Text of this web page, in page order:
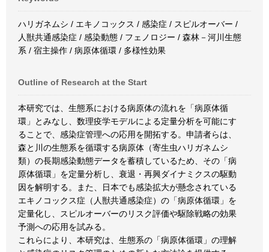
ハリガネムシ / エキノコックス / 感染症 / スピルオーバー /
人獣共通感染症 / 感染動態 / フェノロジー / 森林－河川生態
系 / 宿主操作 / 病原体循環 / 多様性効果
Outline of Research at the Start
本研究では、生態系における病原体の流れを「病原体循
環」とみなし、数理疫学モデルによる定量分析を可能にす
ることで、感染症管理への応用を開拓する。申請者らは、
森と川の生態系を循環する病原体（寄生虫ハリガネムシ
類）の長期感染動態データを蓄積しているため、その「病
原体循環」を定量分析し、衰退・再興ダイナミクスの駆動
因を解明する。また、日本でも感染拡大が懸念されている
エキノコックス症（人獣共通感染症）の「病原体循環」を
定量化し、スピルオーバーのリスク評価や駆除戦略の効果
予測への応用を試みる。
これらにより、本研究は、生態系の「病原体循環」の理解